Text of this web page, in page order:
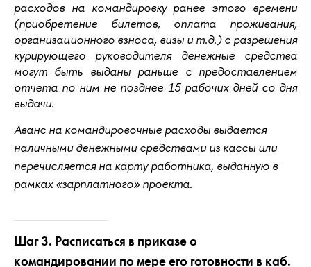
расходов на командировку ранее этого времени
(приобретение билетов, оплата проживания,
организационного взноса, визы и т.д.) с разрешения
курирующего руководителя денежные средства
могут быть выданы раньше с предоставлением
отчета по ним не позднее 15 рабочих дней со дня
выдачи.
Аванс на командировочные расходы выдается
наличными денежными средствами из кассы или
перечисляется на карту работника, выданную в
рамках «зарплатного» проекта.
Шаг 3. Расписаться в приказе о
командировании по мере его готовности в каб.